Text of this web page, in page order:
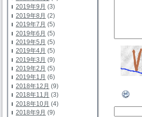
2019年9月 (3)
2019年8月 (2)
2019年7月 (5)
2019年6月 (5)
2019年5月 (5)
2019年4月 (5)
2019年3月 (9)
2019年2月 (5)
2019年1月 (6)
2018年12月 (9)
2018年11月 (3)
2018年10月 (4)
2018年9月 (9)